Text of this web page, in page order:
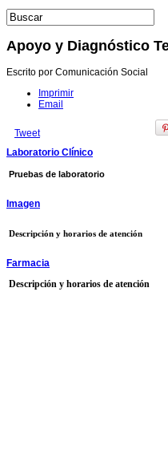
Apoyo y Diagnóstico
Escrito por Comunicación Social
Imprimir
Email
Tweet
Laboratorio Clínico
Pruebas de laboratorio
Imagen
Descripción y horarios de atención
Farmacia
Descripción y horarios de atención